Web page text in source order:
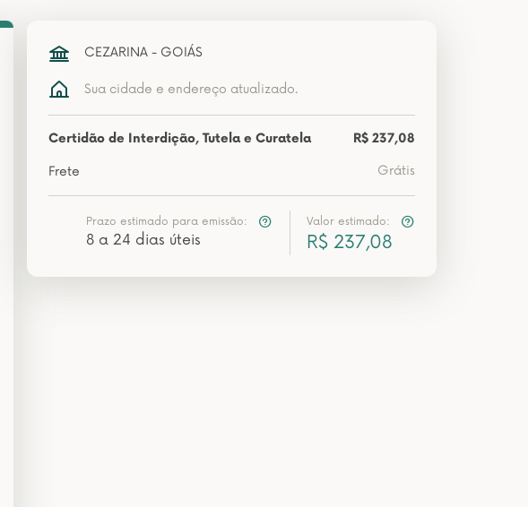
CEZARINA - GOIÁS
Sua cidade e endereço atualizado.
Certidão de Interdição, Tutela e Curatela R$ 237,08
Frete Grátis
Prazo estimado para emissão:
8 a 24 dias úteis
Valor estimado:
R$ 237,08